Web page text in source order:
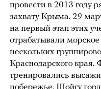
провести в 2013 году
захвату Крыма. 29
на первый этап этих
отрабатывали
нескольких
Краснодарского края.
тренировались